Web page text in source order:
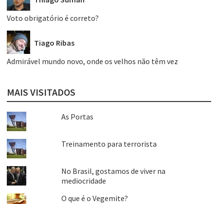
Voto obrigatório é correto?
Tiago Ribas
Admirável mundo novo, onde os velhos não têm vez
MAIS VISITADOS
As Portas
Treinamento para terrorista
No Brasil, gostamos de viver na
mediocridade
O que é o Vegemite?